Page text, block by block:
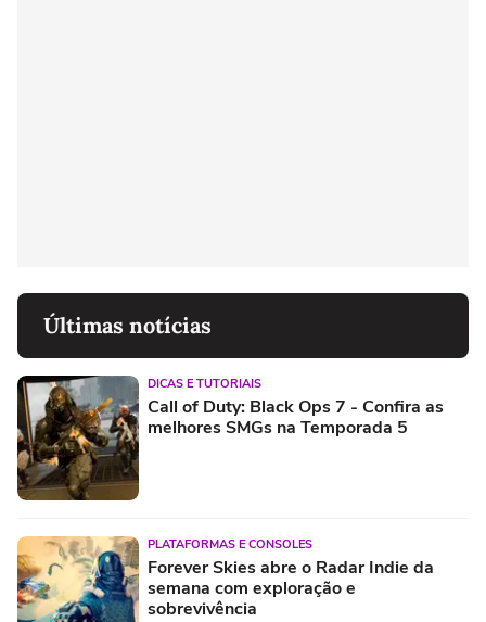
Últimas notícias
DICAS E TUTORIAIS
Call of Duty: Black Ops 7 - Confira as
melhores SMGs na Temporada 5
PLATAFORMAS E CONSOLES
Forever Skies abre o Radar Indie da
semana com exploração e
sobrevivência